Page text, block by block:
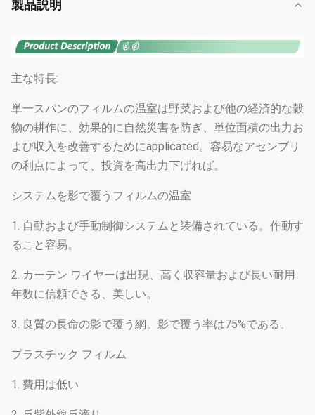
製品説明
主な特長:
単一スパンのフィルムの温室は野菜および他の経済的な穀
物の耕作に、効果的に自然災害を防ぎ、単位面積の出力お
よび収入を改善するためにapplicated。容易なアセンブリ
の利点によって、投資を高出力下げれば。
システムを影で覆うフィルムの温室
1. 自動および手動制御システムと装備されている。作動す
ること容易。
2. カーテン ワイヤーは出現、高く収容量および長い耐用
年数に信頼できる、美しい。
3. 良質の長命の影で覆う網。影で覆う率は75%である。
プラスチック フィルム
1. 費用は低い